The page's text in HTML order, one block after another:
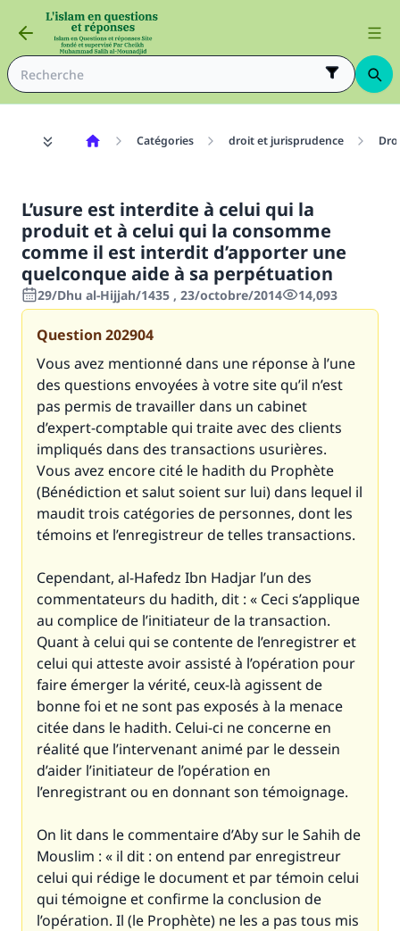
Catégories droit et jurisprudence
L’usure est interdite à celui qui la
produit et à celui qui la consomme
comme il est interdit d’apporter une
quelconque aide à sa perpétuation
29/Dhu al-Hijjah/1435 , 23/octobre/2014 14,093
Question202904
Vous avez mentionné dans une réponse à l’une
des questions envoyées à votre site qu’il n’est
pas permis de travailler dans un cabinet
d’expert-comptable qui traite avec des clients
impliqués dans des transactions usurières.
Vous avez encore cité le hadith du Prophète
(Bénédiction et salut soient sur lui) dans lequel il
maudit trois catégories de personnes, dont les
témoins et l’enregistreur de telles transactions.
Cependant, al-Hafedz Ibn Hadjar l’un des
commentateurs du hadith, dit : « Ceci s’applique
au complice de l’initiateur de la transaction.
Quant à celui qui se contente de l’enregistrer et
celui qui atteste avoir assisté à l’opération pour
faire émerger la vérité, ceux-là agissent de
bonne foi et ne sont pas exposés à la menace
citée dans le hadith. Celui-ci ne concerne en
réalité que l’intervenant animé par le dessein
d’aider l’initiateur de l’opération en
l’enregistrant ou en donnant son témoignage.
On lit dans le commentaire d’Aby sur le Sahih de
Mouslim : « il dit : on entend par enregistreur
celui qui rédige le document et par témoin celui
qui témoigne et confirme la conclusion de
l’opération. Il (le Prophète) ne les a pas tous mis